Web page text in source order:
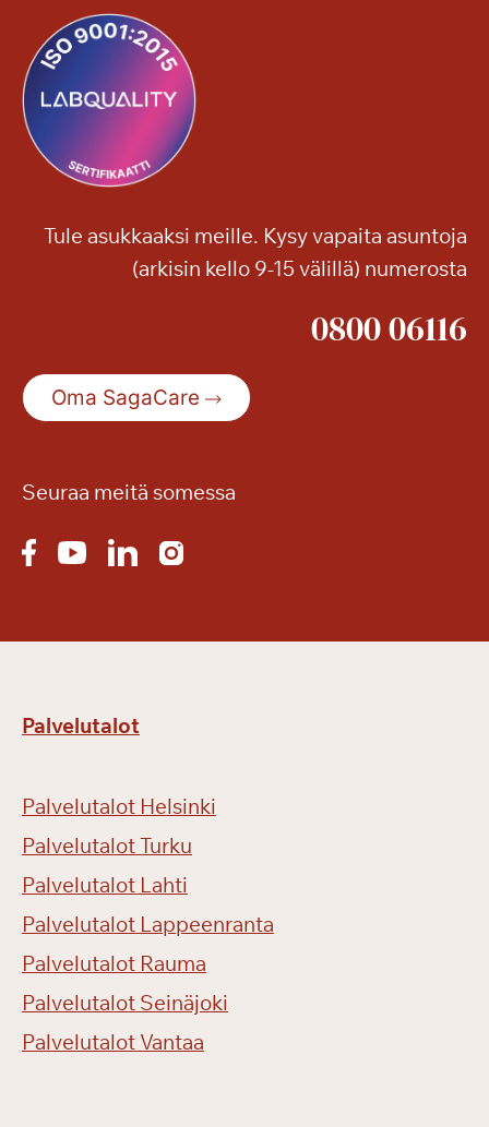
Tule asukkaaksi meille. Kysy vapaita asuntoja
(arkisin kello 9-15 välillä) numerosta
0800 06116
Oma SagaCare
Seuraa meitä somessa
Palvelutalot
Palvelutalot Helsinki
Palvelutalot Turku
Palvelutalot Lahti
Palvelutalot Lappeenranta
Palvelutalot Rauma
Palvelutalot Seinäjoki
Palvelutalot Vantaa